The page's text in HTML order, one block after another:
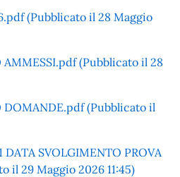
(Pubblicato il 28 Maggio
AMMESSI.pdf (Pubblicato il 28
DOMANDE.pdf (Pubblicato il
SVOLGIMENTO PROVA
il 29 Maggio 2026 11:45)